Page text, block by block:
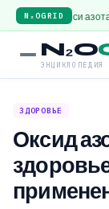
N₂OGRID
закиси азота на
N₂O
ЗДОРОВЬЕ
Оксид